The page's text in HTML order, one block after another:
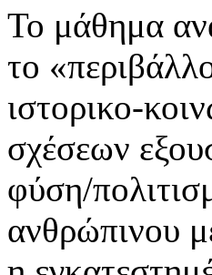
Το μάθημα
το
ιστορικο-
σχέσεων
φύση/
ανθρώπινου